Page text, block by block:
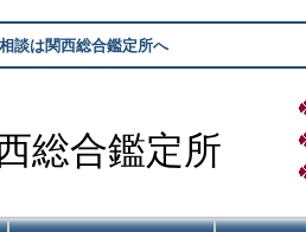
談は関西総合鑑定所へ
総合鑑定所